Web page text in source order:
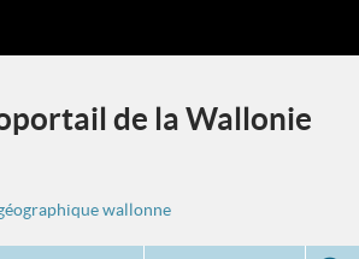
de la Wallonie
wallonne